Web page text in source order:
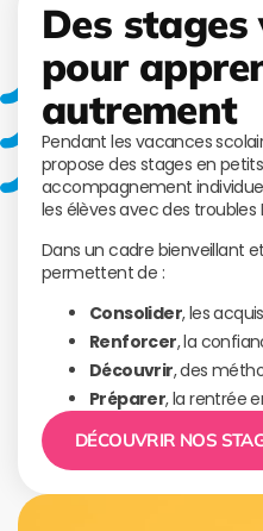
Des stages
pour
autrement
Pendant les vacances
propose des stages en
accompagnement
les élèves avec des troubles
Dans un cadre bienveillant
permettent de :
Consolider, les
Renforcer, la
Découvrir, des
Préparer, la rentrée
DÉCOUVRIR NOS